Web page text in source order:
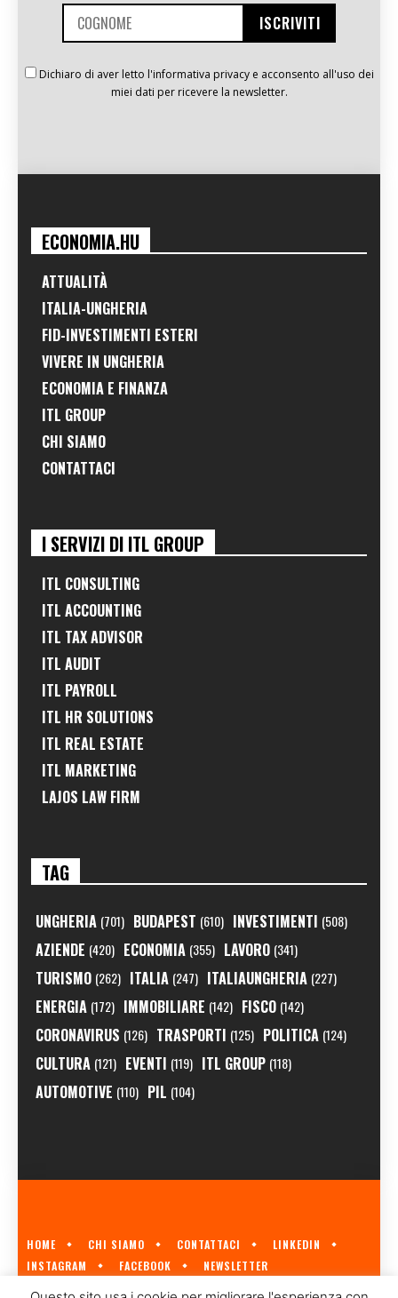
Dichiaro di aver letto l'informativa privacy e acconsento all'uso dei
miei dati per ricevere la newsletter.
ECONOMIA.HU
ATTUALITÀ
ITALIA-UNGHERIA
FID-INVESTIMENTI ESTERI
VIVERE IN UNGHERIA
ECONOMIA E FINANZA
ITL GROUP
CHI SIAMO
CONTATTACI
I SERVIZI DI ITL GROUP
ITL CONSULTING
ITL ACCOUNTING
ITL TAX ADVISOR
ITL AUDIT
ITL PAYROLL
ITL HR SOLUTIONS
ITL REAL ESTATE
ITL MARKETING
LAJOS LAW FIRM
TAG
UNGHERIA (701) BUDAPEST (610) INVESTIMENTI (508)
AZIENDE (420) ECONOMIA (355) LAVORO (341)
TURISMO (262) ITALIA (247) ITALIAUNGHERIA (227)
ENERGIA (172) IMMOBILIARE (142) FISCO (142)
CORONAVIRUS (126) TRASPORTI (125) POLITICA (124)
CULTURA (121) EVENTI (119) ITL GROUP (118)
AUTOMOTIVE (110) PIL (104)
HOME CHI SIAMO CONTATTACI
LINKEDIN
INSTAGRAM
FACEBOOK NEWSLETTER
ECONOMIA.HU È IL PRIMO GIORNALE ITALIANO SULL'ECONOMIA UNGHERESE